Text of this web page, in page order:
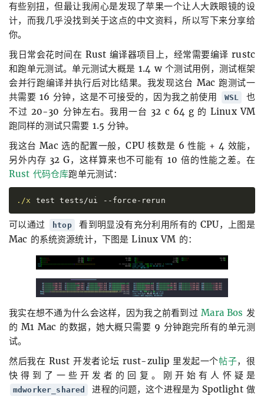
有些别扭，但最让我闹心是发现了苹果一个让人大跌眼镜的设
计，而我几乎没找到关于这点的中文资料，所以写下来分享给
你。
我日常会花时间在 Rust 编译器项目上，经常需要编译 rustc
和跑单元测试。单元测试大概是 1.4 w 个测试用例，测试框架
会并行跑编译并执行后对比结果。我发现这台 Mac 跑测试一
共需要 16 分钟，这是不可接受的，因为我之前使用
WSL
也
不过 20-30 分钟左右。我用一台 32 c 64 g 的 Linux VM
跑同样的测试只需要 1.5 分钟。
我这台 Mac 选的配置一般，CPU 核数是 6 性能 + 4 效能，
另外内存 32 G，这样算来也不可能有 10 倍的性能之差。在
Rust 代码仓库跑单元测试：
./x test tests/ui -- force-rerun
可以通过 htop
看到明显没有充分利用所有的 CPU，上图是
Mac 的系统资源统计，下图是 Linux VM 的：
我实在想不通为什么会这样，因为我之前看到过Mara Bos 发
的 M1 Mac 的数据，她大概只需要 9 分钟跑完所有的单元测
试。
然后我在 Rust 开发者论坛 rust-zulip 里发起一个帖子，很
快得到了一些开发者的回复。刚开始有人怀疑是
mdworker_shared
进程的问题，这个进程是为 Spotlight 做